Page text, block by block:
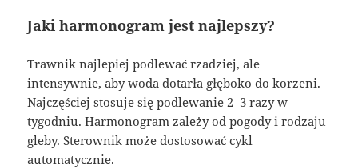
Jaki harmonogram jest najlepszy?
Trawnik najlepiej podlewać rzadziej, ale
intensywnie, aby woda dotarła głęboko do korzeni.
Najczęściej stosuje się podlewanie 2–3 razy w
tygodniu. Harmonogram zależy od pogody i rodzaju
gleby. Sterownik może dostosować cykl
automatycznie.